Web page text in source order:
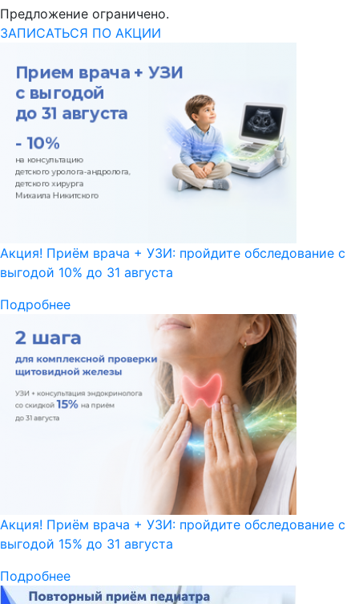
Предложение ограничено.
ЗАПИСАТЬСЯ ПО АКЦИИ
Акция! Приём врача + УЗИ: пройдите обследование с
выгодой 10% до 31 августа
Подробнее
Акция! Приём врача + УЗИ: пройдите обследование с
выгодой 15% до 31 августа
Подробнее